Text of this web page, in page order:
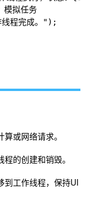
任务
完成。");
或网络请求。
的创建和销毁。
到工作线程，保持UI